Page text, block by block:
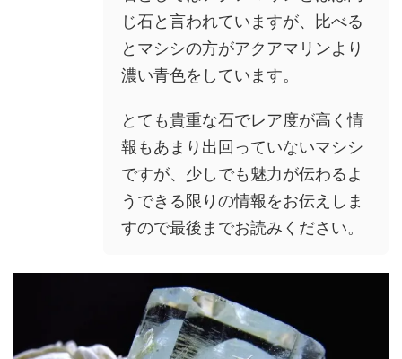
じ石と言われていますが、比べる
とマシシの方がアクアマリンより
濃い青色をしています。
とても貴重な石でレア度が高く情
報もあまり出回っていないマシシ
ですが、少しでも魅力が伝わるよ
うできる限りの情報をお伝えしま
すので最後までお読みください。